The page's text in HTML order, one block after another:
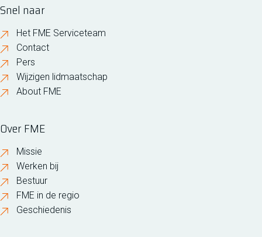
Snel naar
Het FME Serviceteam
Contact
Pers
Wijzigen lidmaatschap
About FME
Over FME
Missie
Werken bij
Bestuur
FME in de regio
Geschiedenis